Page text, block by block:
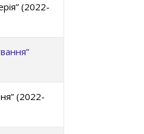
(2022-
(2022-